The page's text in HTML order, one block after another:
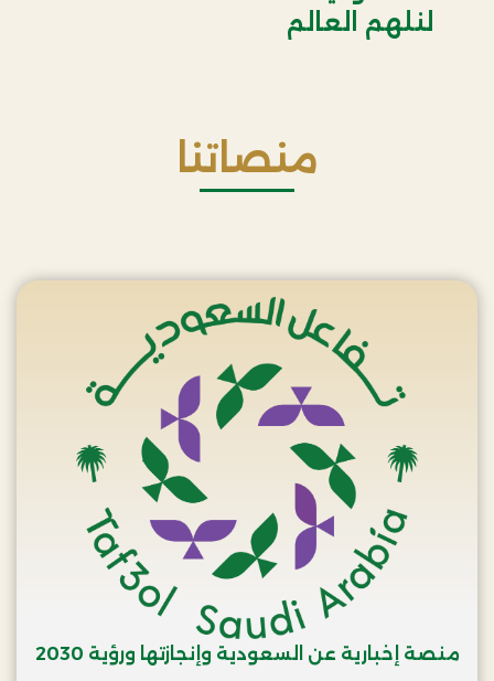
لنلهم العالم
منصاتنا
منصة إخبارية عن السعودية وإنجازتها ورؤية 2030